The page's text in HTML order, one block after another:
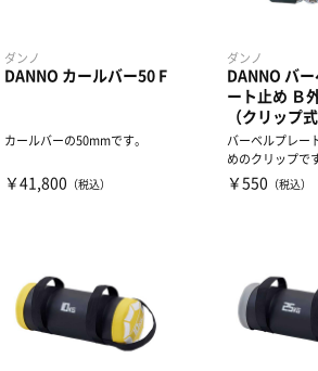
ダンノ
DANNO カールバー50 F
カールバーの50mmです。
￥41,800 （税込）
ダンノ
DANNO バ
ート止め Ｂ
（クリップ
バーベルプレー
めのクリップで
￥550 （税込）